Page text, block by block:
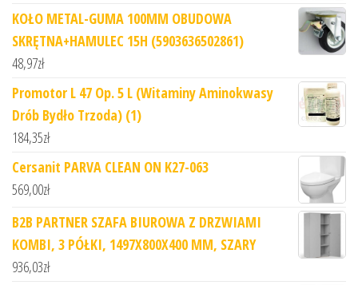
KOŁO METAL-GUMA 100MM OBUDOWA
SKRĘTNA+HAMULEC 15H (5903636502861)
48,97zł
Promotor L 47 Op. 5 L (Witaminy Aminokwasy
Drób Bydło Trzoda) (1)
184,35zł
Cersanit PARVA CLEAN ON K27-063
569,00zł
B2B PARTNER SZAFA BIUROWA Z DRZWIAMI
KOMBI, 3 PÓŁKI, 1497X800X400 MM, SZARY
936,03zł